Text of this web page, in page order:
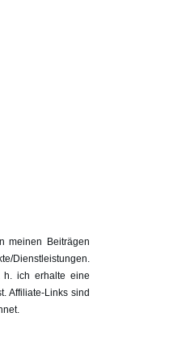
meinen Beiträgen
Dienstleistungen.
h. ich erhalte eine
Affiliate-Links sind